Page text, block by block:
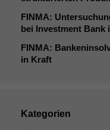
FINMA:
bei Investment Bank
FINMA:
in Kraft
Kategorien